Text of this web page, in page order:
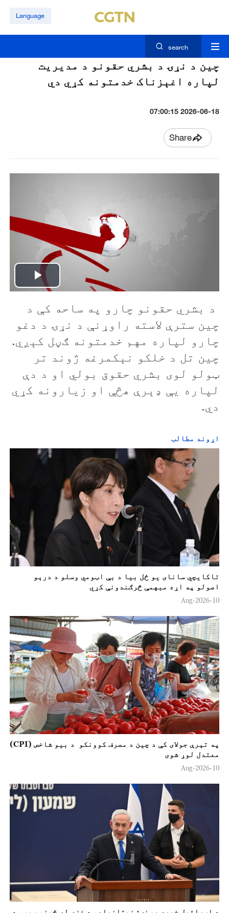
Language
search
چين د نړۍ د بشري حقونو د مديريت
لپاره اغېزناک خدمتونه کړي دي
2026-06-18 07:00:15
Share
P
a
V
e
د بشري حقونو چارو په ساحه کې د
چین سترې لاسته راوړنې د نړۍ د دغو
چارو لپاره مهم خدمتونه ګڼل کېږي.
چین تل د خلکو نېکمرغه ژوند تر
ټولو لوی بشري حقوق بولي او د دې
لپاره يې ډېرې هڅې او زیارونه کړي
دي.
اړوند مطالب
تاکایچي سانای يو ځل بيا د بې اټومي وسلو د درېو
اصولو په اړه مبهمې څرګندونې کړي
10-Aug-2026
په تېرې جولای کې د چين د مصرف کوونکو د بيو شاخص (CPI)
معتدل لوړ شوی
10-Aug-2026